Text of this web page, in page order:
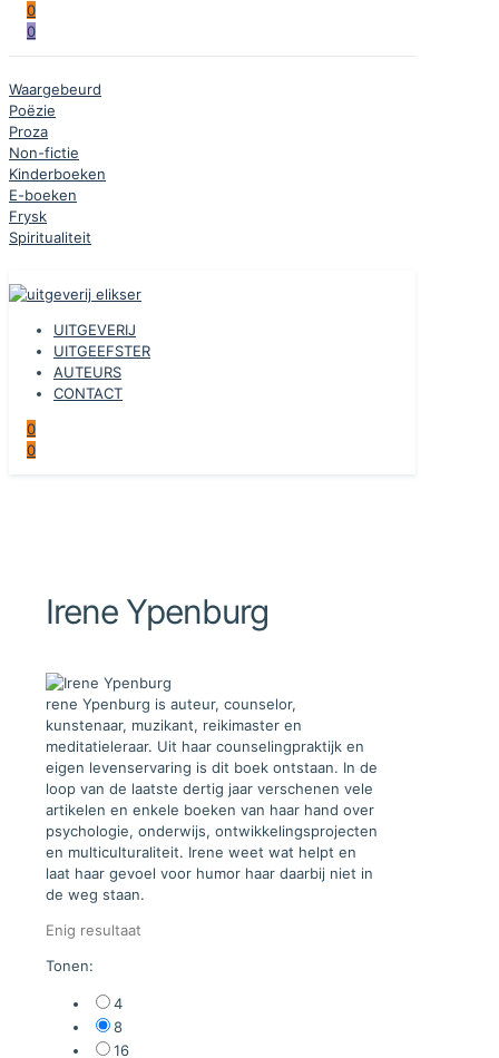
0
0
Waargebeurd
Poëzie
Proza
Non-fictie
Kinderboeken
E-boeken
Frysk
Spiritualiteit
UITGEVERIJ
UITGEEFSTER
AUTEURS
CONTACT
0
0
Irene Ypenburg
rene Ypenburg is auteur, counselor,
kunstenaar, muzikant, reikimaster en
meditatieleraar. Uit haar counselingpraktijk en
eigen levenservaring is dit boek ontstaan. In de
loop van de laatste dertig jaar verschenen vele
artikelen en enkele boeken van haar hand over
psychologie, onderwijs, ontwikkelingsprojecten
en multiculturaliteit. Irene weet wat helpt en
laat haar gevoel voor humor haar daarbij niet in
de weg staan.
Enig resultaat
Tonen:
4
8
16